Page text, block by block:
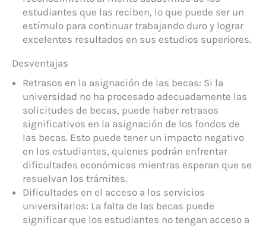
estudiantes que las reciben, lo que puede ser un
estímulo para continuar trabajando duro y lograr
excelentes resultados en sus estudios superiores.
Desventajas
Retrasos en la asignación de las becas: Si la
universidad no ha procesado adecuadamente las
solicitudes de becas, puede haber retrasos
significativos en la asignación de los fondos de
las becas. Esto puede tener un impacto negativo
en los estudiantes, quienes podrán enfrentar
dificultades económicas mientras esperan que se
resuelvan los trámites.
Dificultades en el acceso a los servicios
universitarios: La falta de las becas puede
significar que los estudiantes no tengan acceso a